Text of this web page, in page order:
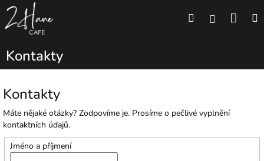
Přejít
obsah
HledatPřihlášení
Kontakty
Kontakty
Máte nějaké otázky? Zodpovíme je. Prosíme o pečlivé vyplnění
kontaktních údajů.
Jméno a příjmení